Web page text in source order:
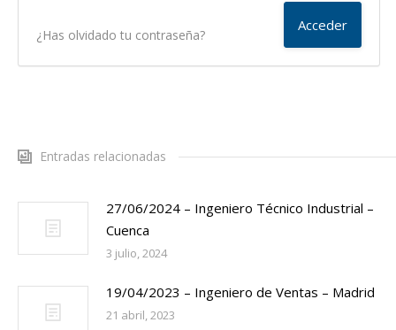
¿Has olvidado tu contraseña?
Entradas relacionadas
27/06/2024 – Ingeniero Técnico Industrial –
Cuenca
3 julio, 2024
19/04/2023 – Ingeniero de Ventas – Madrid
21 abril, 2023